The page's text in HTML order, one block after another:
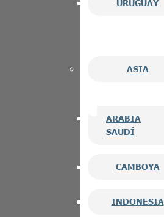
URUGUAY
ASIA
ARABIA
SAUDÍ
CAMBOYA
INDONESIA